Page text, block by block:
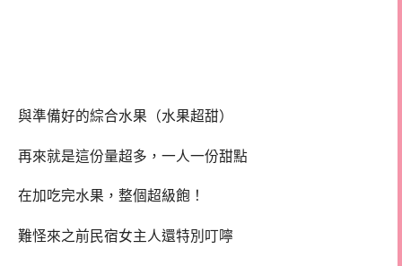
與準備好的綜合水果（水果超甜）
再來就是這份量超多，一人一份甜點
在加吃完水果，整個超級飽！
難怪來之前民宿女主人還特別叮嚀